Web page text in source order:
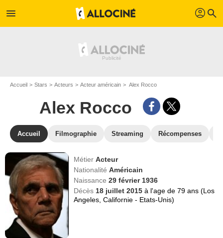
menu profil search
Accueil Stars Acteurs Acteur américain Alex Rocco
Alex Rocco
Accueil Filmographie Streaming Récompenses
MétierActeur
NationalitéAméricain
Naissance29 février 1936
Décès 18 juillet 2015à l'age de 79 ans (Los
Angeles, Californie - Etats-Unis)